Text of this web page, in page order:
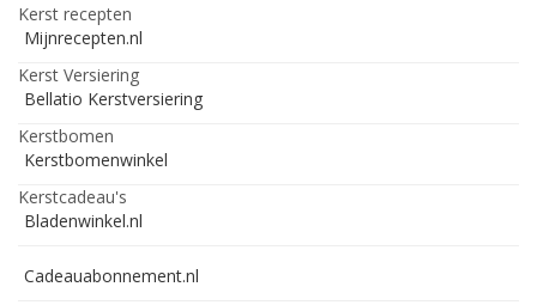
Kerst recepten
Mijnrecepten.nl
Kerst Versiering
Bellatio Kerstversiering
Kerstbomen
Kerstbomenwinkel
Kerstcadeau's
Bladenwinkel.nl
Cadeauabonnement.nl